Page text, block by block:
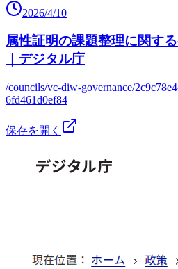
2026/4/10
属性証明の課題整理に関す
｜デジタル庁
/councils/vc-diw-governance/
6fd461d0ef84
保存を開く